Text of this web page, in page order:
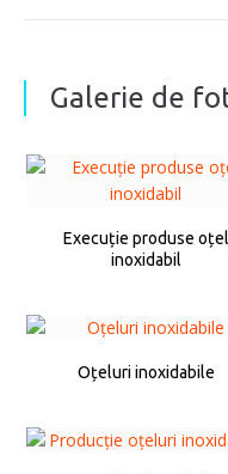
Galerie de
Execuție produse oțel
inoxidabil
Oțeluri inoxidabile